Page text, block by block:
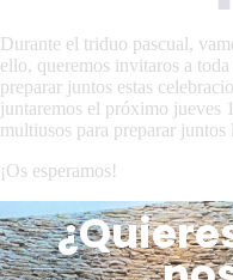
Durante el triduo pascual,
ello, queremos invitaros a
preparar juntos estas
juntaremos el próximo jueves
multiusos para preparar juntos
¡Os esperamos!